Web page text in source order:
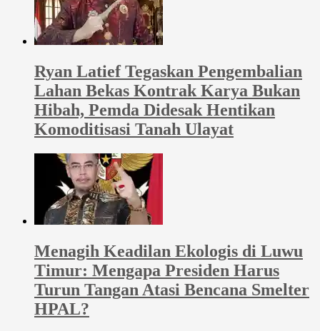
Ryan Latief Tegaskan Pengembalian
Lahan Bekas Kontrak Karya Bukan
Hibah, Pemda Didesak Hentikan
Komoditisasi Tanah Ulayat
Menagih Keadilan Ekologis di Luwu
Timur: Mengapa Presiden Harus
Turun Tangan Atasi Bencana Smelter
HPAL?